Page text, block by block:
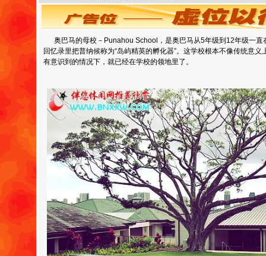
奥巴马的母校－Punahou School，是奥巴马从5年级到12年级一直
回忆录里把普纳候称为“岛屿精英的孵化器”。这学校根本不像传统意
有意识到的情况下，就已经在学校的领地里了。